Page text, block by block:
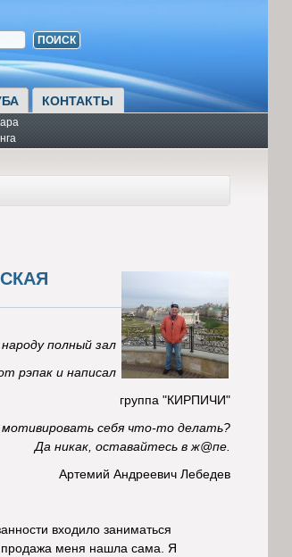
КОНТАКТЫ
полный зал
рэпак и написал
группа "КИРПИЧИ"
мотивировать себя что-то делать?
Да никак, оставайтесь в ж@пе.
Артемий Андреевич Лебедев
входило заниматься
продажа меня нашла сама. Я